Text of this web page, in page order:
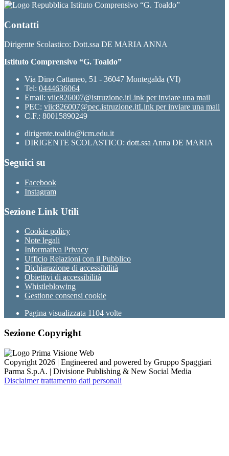
Istituto Comprensivo “G. Toaldo”
Contatti
Dirigente Scolastico: Dott.ssa DE MARIA ANNA
Istituto Comprensivo “G. Toaldo”
Via Dino Cattaneo, 51 - 36047 Montegalda (VI)
Tel: 0444636064
Email: viic826007@istruzione.itLink per inviare una mail
PEC: viic826007@pec.istruzione.itLink per inviare una mail
C.F.: 80015890249
dirigente.toaldo@icm.edu.it
DIRIGENTE SCOLASTICO: dott.ssa Anna DE MARIA
Seguici su
Facebook
Instagram
Sezione Link Utili
Cookie policy
Note legali
Informativa Privacy
Ufficio Relazioni con il Pubblico
Dichiarazione di accessibilità
Obiettivi di accessibilità
Whistleblowing
Gestione consensi cookie
Pagina visualizzata 1104 volte
Sezione Copyright
Copyright 2026 | Engineered and powered by Gruppo Spaggiari
Parma S.p.A. | Divisione Publishing & New Social Media
Disclaimer trattamento dati personali